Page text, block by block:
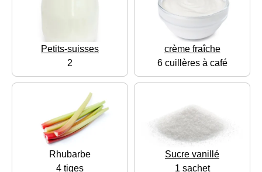
Petits-suisses
2
crème fraîche
6 cuillères à café
Rhubarbe
4 tiges
Sucre vanillé
1 sachet